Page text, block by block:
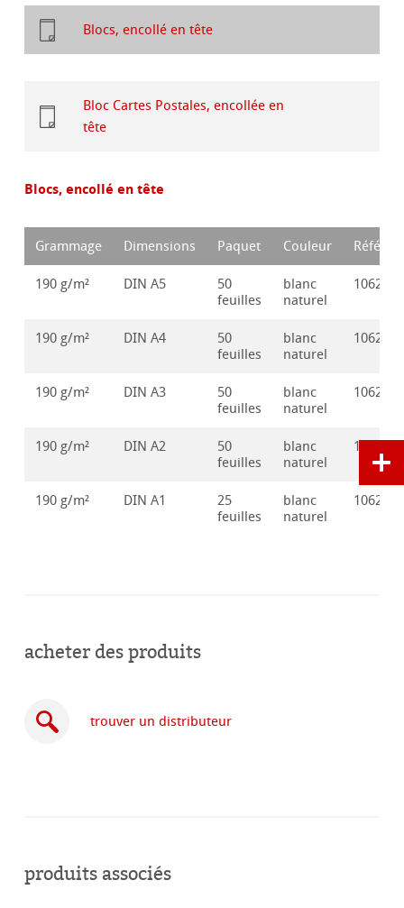
Blocs, encollé en tête
Bloc Cartes Postales, encollée en
tête
Blocs, encollé en tête
Grammage Dimensions Paquet Couleur
190 g/m² DIN A5
50
feuilles
blanc
naturel
190 g/m² DIN A4
50
feuilles
blanc
naturel
190 g/m² DIN A3
50
feuilles
blanc
naturel
190 g/m² DIN A2
50
feuilles
blanc
naturel
190 g/m² DIN A1
25
feuilles
blanc
naturel
acheter des produits
trouver un distributeur
ligne
produits associés